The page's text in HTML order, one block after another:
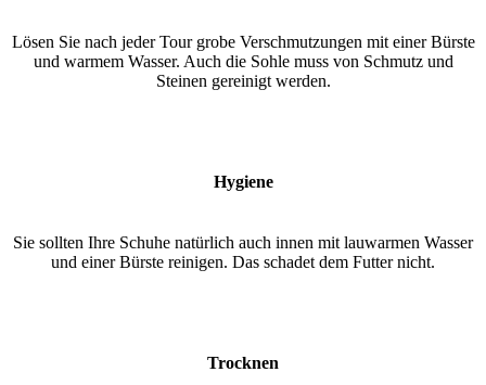
Lösen Sie nach jeder Tour grobe Verschmutzungen mit einer Bürste
und warmem Wasser. Auch die Sohle muss von Schmutz und
Steinen gereinigt werden.
Hygiene
Sie sollten Ihre Schuhe natürlich auch innen mit lauwarmen Wasser
und einer Bürste reinigen. Das schadet dem Futter nicht.
Trocknen